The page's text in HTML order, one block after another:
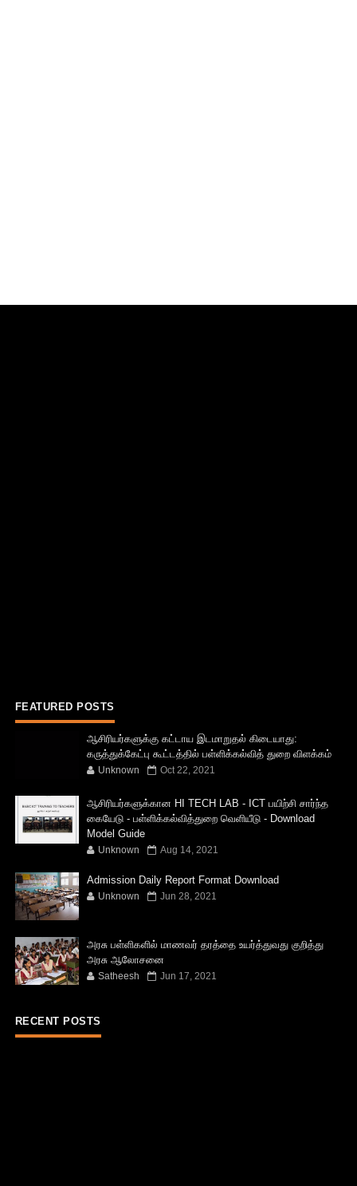
FEATURED POSTS
ஆசிரியர்களுக்கு கட்டாய இடமாறுதல் கிடையாது:
கருத்துக்கேட்பு கூட்டத்தில் பள்ளிக்கல்வித் துறை விளக்கம்
Unknown Oct 22, 2021
ஆசிரியர்களுக்கான HI TECH LAB - ICT பயிற்சி சார்ந்த
கையேடு - பள்ளிக்கல்வித்துறை வெளியீடு - Download
Model Guide
Unknown Aug 14, 2021
Admission Daily Report Format Download
Unknown Jun 28, 2021
அரசு பள்ளிகளில் மாணவர் தரத்தை உயர்த்துவது குறித்து
அரசு ஆலோசனை
Satheesh Jun 17, 2021
RECENT POSTS